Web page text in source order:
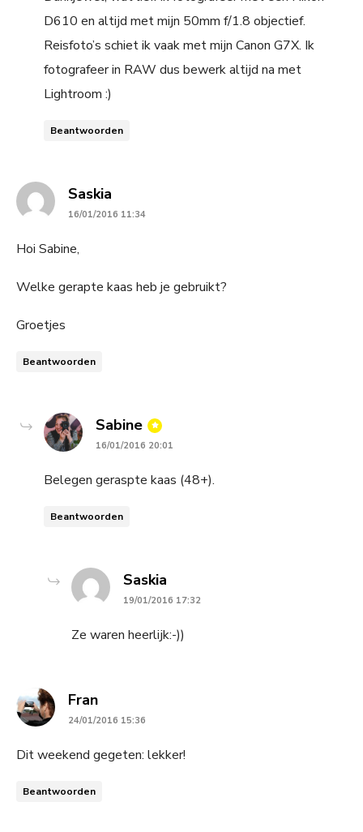
D610 en altijd met mijn 50mm f/1.8 objectief.
Reisfoto’s schiet ik vaak met mijn Canon G7X. Ik
fotografeer in RAW dus bewerk altijd na met
Lightroom :)
Beantwoorden
Saskia
16/01/2016 11:34
Hoi Sabine,
Welke gerapte kaas heb je gebruikt?
Groetjes
Beantwoorden
Sabine says:
16/01/2016 20:01
Belegen geraspte kaas (48+).
Beantwoorden
Saskia
19/01/2016 17:32
Ze waren heerlijk:-))
Fransays:
24/01/2016 15:36
Dit weekend gegeten: lekker!
Beantwoorden